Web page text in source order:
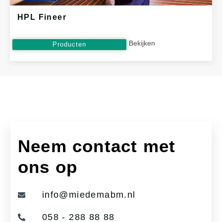
HPL Fineer
Producten Bekijken
Neem contact met
ons op
info@miedemabm.nl
058 - 288 88 88